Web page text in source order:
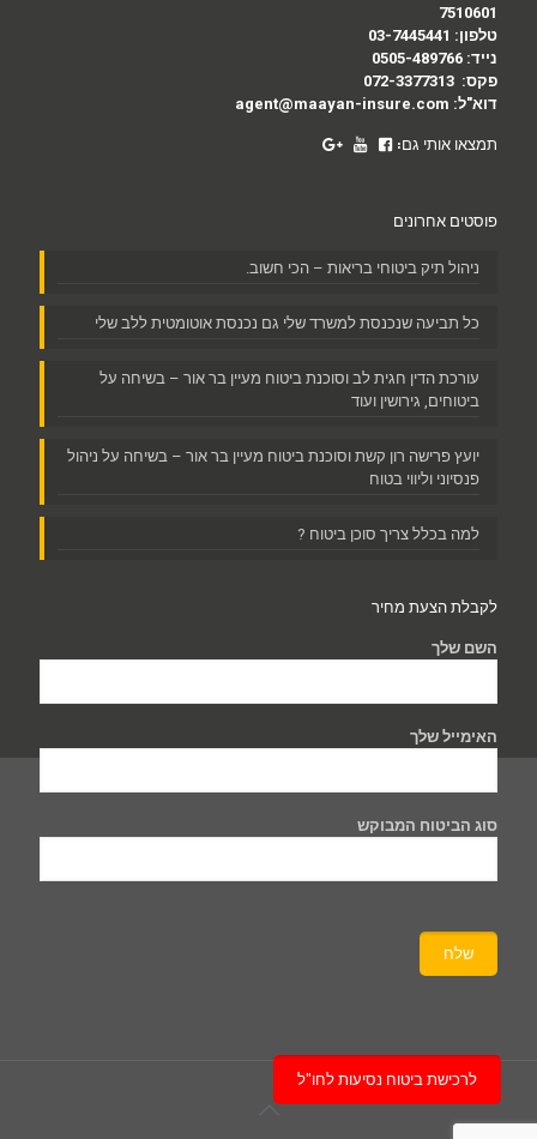
לרכישת ביטוח נסיעות לחו"ל
7510601
טלפון: 03-7445441
נייד: 0505-489766
פקס: 072-3377313
דוא"ל: agent@maayan-insure.com
תמצאו אותי גם:
פוסטים אחרונים
ניהול תיק ביטוחי בריאות – הכי חשוב.
כל תביעה שנכנסת למשרד שלי גם נכנסת אוטומטית ללב שלי
עורכת הדין חגית לב וסוכנת ביטוח מעיין בר אור – בשיחה על
ביטוחים, גירושין ועוד
יועץ פרישה רון קשת וסוכנת ביטוח מעיין בר אור – בשיחה על ניהול
פנסיוני וליווי בטוח
למה בכלל צריך סוכן ביטוח ?
לקבלת הצעת מחיר
השם שלך
האימייל שלך
סוג הביטוח המבוקש